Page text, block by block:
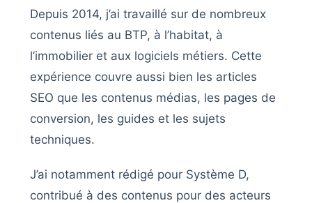
Depuis 2014, j’ai travaillé sur de nombreux
contenus liés au BTP, à l’habitat, à
l’immobilier et aux logiciels métiers. Cette
expérience couvre aussi bien les articles
SEO que les contenus médias, les pages de
conversion, les guides et les sujets
techniques.
J’ai notamment rédigé pour Système D,
contribué à des contenus pour des acteurs